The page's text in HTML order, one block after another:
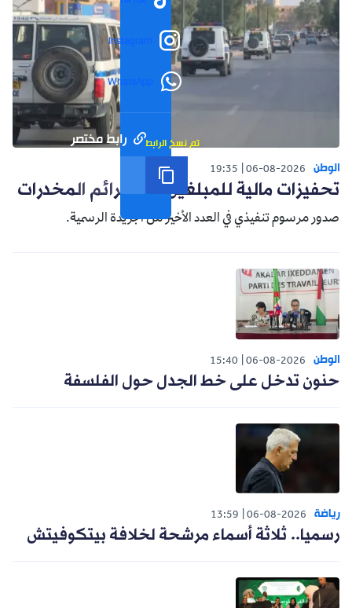
Instagram
WhatsApp
رابط مختصر تم نسخ الرابط
الوطن 06-08-2026
19:35
تحفيزات مالية للمبلغين عن جرائم المخدرات
صدور مرسوم تنفيذي في العدد الأخير من الجريدة الرسمية.
الوطن 06-08-2026
15:40
حنون تدخل على خط الجدل حول الفلسفة
رياضة 06-08-2026
13:59
رسميا.. ثلاثة أسماء مرشحة لخلافة بيتكوفيتش